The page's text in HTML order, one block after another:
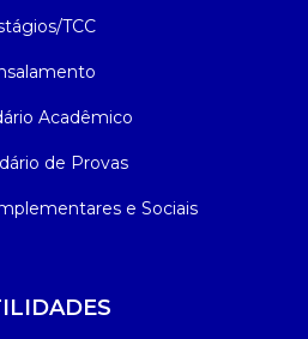
TCC
Acadêmico
de Provas
e Sociais